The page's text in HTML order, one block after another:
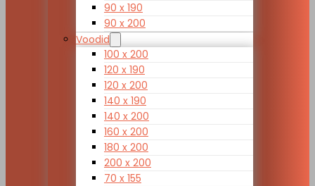
90 x 190
90 x 200
Voodid
100 x 200
120 x 190
120 x 200
140 x 190
140 x 200
160 x 200
180 x 200
200 x 200
70 x 155